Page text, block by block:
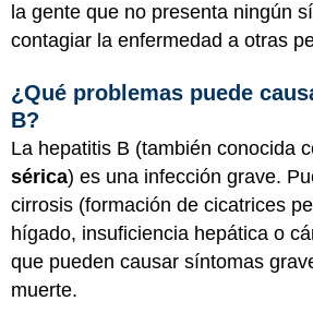
la gente que no presenta ningún
contagiar la enfermedad a otras
¿Qué problemas puede
B?
La hepatitis B (también conocida
sérica) es una infección grave.
cirrosis (formación de cicatrices
hígado, insuficiencia hepática o
que pueden causar síntomas
muerte.